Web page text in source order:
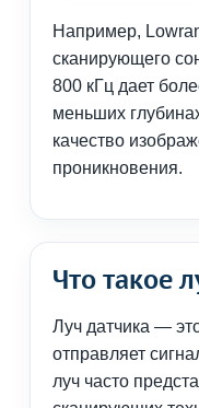
Например,
сканирующего
800 кГц дает
меньших
качество
проникновения.
Что такое
Луч датчика —
отправляет
луч часто